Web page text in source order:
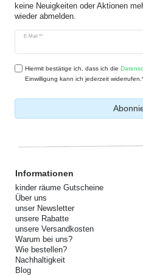
keine Neuigkeiten oder Aktionen
wieder abmelden.
E-Mail **
Newsletter
Hiermit bestätige ich, dass ich die
Einwilligung kann ich jederzeit
Informationen
kinder räume Gutscheine
Über uns
unser Newsletter
unsere Rabatte
unsere Versandkosten
Warum bei uns?
Wie bestellen?
Nachhaltigkeit
Blog